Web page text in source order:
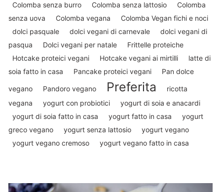
Colomba senza burro
Colomba senza lattosio
Colomba
senza uova
Colomba vegana
Colomba Vegan fichi e noci
dolci pasquale
dolci vegani di carnevale
dolci vegani di
pasqua
Dolci vegani per natale
Frittelle proteiche
Hotcake proteici vegani
Hotcake vegani ai mirtilli
latte di
soia fatto in casa
Pancake proteici vegani Pan dolce
vegano Pandoro vegano Preferita
ricotta
vegana
yogurt con probiotici
yogurt di soia e anacardi
yogurt di soia fatto in casa
yogurt fatto in casa
yogurt
greco vegano
yogurt senza lattosio
yogurt vegano
yogurt vegano cremoso
yogurt vegano fatto in casa